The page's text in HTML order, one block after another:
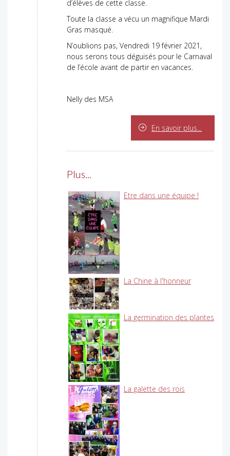
d’élèves de cette classe.
Toute la classe a vécu un magnifique Mardi
Gras masqué.
N’oublions pas, Vendredi 19 février 2021,
nous serons tous déguisés pour le Carnaval
de l’école avant de partir en vacances.
Nelly des MSA
En savoir plus...
Plus...
Etre dans une équipe !
La Chine à l'honneur
La germination des plantes
La galette des rois